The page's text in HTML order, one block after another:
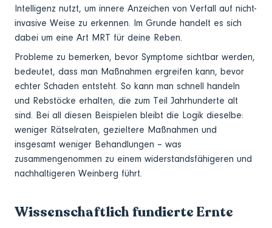
Intelligenz nutzt, um innere Anzeichen von Verfall auf nicht-
invasive Weise zu erkennen. Im Grunde handelt es sich
dabei um eine Art MRT für deine Reben.
Probleme zu bemerken, bevor Symptome sichtbar werden,
bedeutet, dass man Maßnahmen ergreifen kann, bevor
echter Schaden entsteht. So kann man schnell handeln
und Rebstöcke erhalten, die zum Teil Jahrhunderte alt
sind. Bei all diesen Beispielen bleibt die Logik dieselbe:
weniger Rätselraten, gezieltere Maßnahmen und
insgesamt weniger Behandlungen – was
zusammengenommen zu einem widerstandsfähigeren und
nachhaltigeren Weinberg führt.
Wissenschaftlich fundierte Ernte